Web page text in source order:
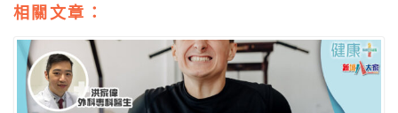
相關文章：